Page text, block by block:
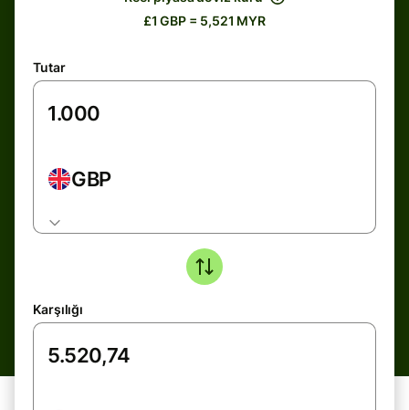
£1 GBP = 5,521 MYR
Tutar
GBP
Karşılığı